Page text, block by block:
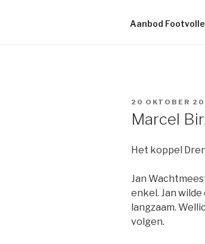
Aanbod
GEPLAATST
20 OKTOBER
Marcel
Het koppel
Jan
enkel. Jan
langzaam.
volgen.